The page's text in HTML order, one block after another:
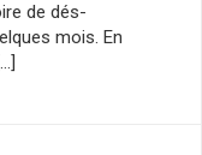
de dés-
mois. En